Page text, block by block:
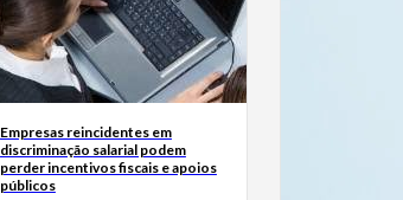
Empresas reincidentes em
discriminação salarial podem
perder incentivos fiscais e apoios
públicos